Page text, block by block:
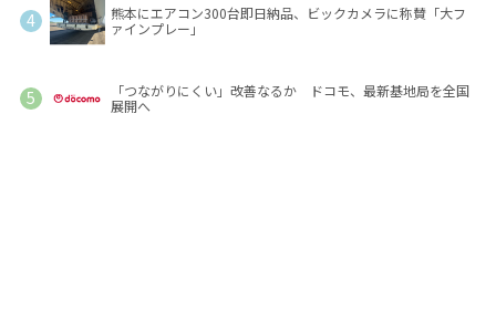
熊本にエアコン300台即日納品、ビックカメラに称賛「大フ
ァインプレー」
「つながりにくい」改善なるか ドコモ、最新基地局を全国
展開へ